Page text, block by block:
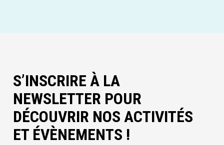
S’INSCRIRE À LA
NEWSLETTER POUR
DÉCOUVRIR NOS ACTIVITÉS
ET ÉVÈNEMENTS !